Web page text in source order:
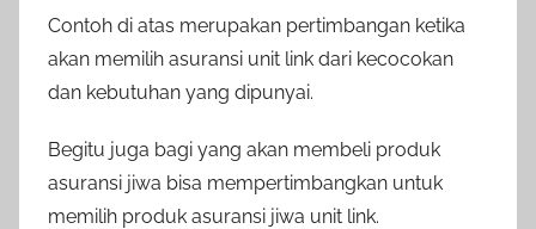
Contoh di atas merupakan pertimbangan ketika
akan memilih asuransi unit link dari kecocokan
dan kebutuhan yang dipunyai.
Begitu juga bagi yang akan membeli produk
asuransi jiwa bisa mempertimbangkan untuk
memilih produk asuransi jiwa unit link.